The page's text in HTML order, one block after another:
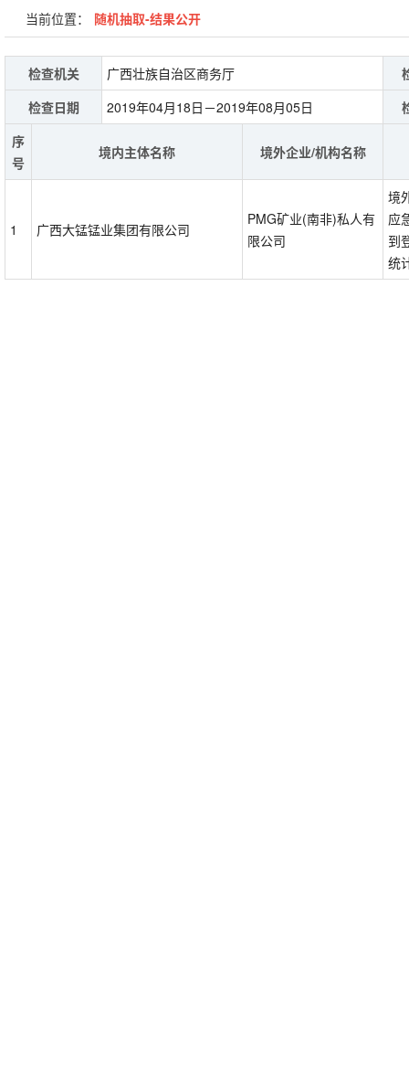
当前位置： 随机抽取-结果公开
检查机关 广西壮族自治区商务厅
检查日期
2019年04月18日－2019年08月05日
序
号
境内主体名称 境外企业/机构名称
1 广西大锰锰业集团有限公司
PMG矿业(南非)私人有
限公司
境
应
到
统